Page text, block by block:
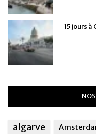
15 jours
algarve